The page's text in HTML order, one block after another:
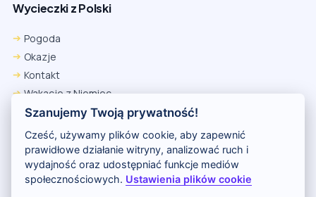
Wycieczki z Polski
Pogoda
Okazje
Kontakt
Wakacje z Niemiec
Polityka Prywatności
Wakacje w Egipcie
Rankingi hoteli
Szanujemy Twoją prywatność!
Cześć, używamy plików cookie, aby zapewnić
prawidłowe działanie witryny, analizować ruch i
wydajność oraz udostępniać funkcje mediów
społecznościowych. Ustawienia plików cookie